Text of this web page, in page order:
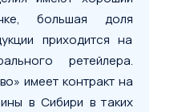
большая доля
приходится на
ретейлера.
имеет контракт на
в Сибири в таких